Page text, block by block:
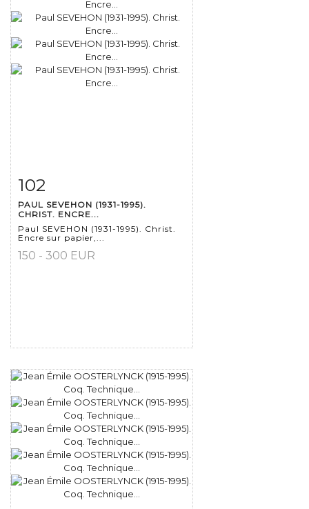
Fiche détaillée
102
PAUL SEVEHON (1931-1995).
CHRIST. ENCRE...
Paul SEVEHON (1931-1995). Christ.
Encre sur papier,...
150 - 300 EUR